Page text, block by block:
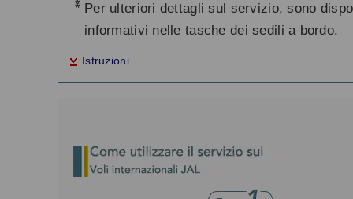
* Per ulteriori dettagli sul servizio, sono
informativi nelle tasche dei sedili a bordo.
Istruzioni